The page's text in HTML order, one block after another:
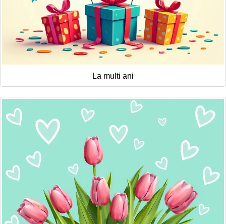
La multi ani